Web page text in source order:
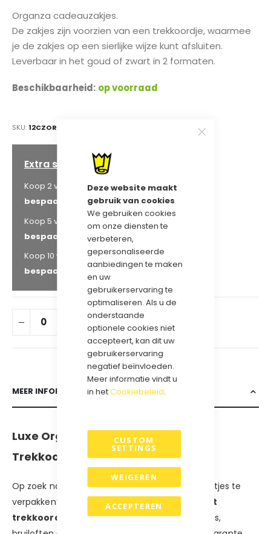
Deze website maakt
gebruik van cookies
We gebruiken cookies
om onze diensten te
verbeteren,
gepersonaliseerde
aanbiedingen te maken
en uw
gebruikerservaring te
optimaliseren. Als u de
onderstaande
optionele cookies niet
accepteert, kan dit uw
gebruikerservaring
negatief beïnvloeden.
Meer informatie vindt u
in hetCookiebeleid.
ACCEPTEREN
CUSTOM
SETTINGS
WEIGEREN
Organza cadeauzakjes.
De zakjes zijn voorzien van een trekkoordje, waarmee
je de zakjes op een sierlijke wijze kunt afsluiten.
Leverbaar in het goud of zwart in 2 formaten.
Beschikbaarheid: op voorraad
SKU 12CZOR1725GO
Extra staffelkorting
Koop 2 voor € 121,13
en
bespaar
Koop 5 voor
€ 117,30
en
bespaar
Koop 10 voor
€ 114,75
en
bespaar
MEER INFORMATIE
Luxe Organza Cadeauzakjes met
Trekkoord – Stijlvol Verpakken
Op zoek naar een elegante manier om cadeautjes te
verpakken? Onze
organza cadeauzakjes met
trekkoord
zijn perfect voor sieraden, bedankjes,